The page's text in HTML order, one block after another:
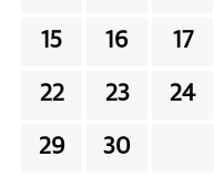
15 16 17
22 23 24
29 30